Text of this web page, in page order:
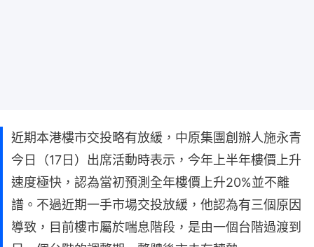
近期本港樓市交投略有放緩，中原集團創辦人施永青
今日（17日）出席活動時表示，今年上半年樓價上升
速度極快，認為當初預測全年樓價上升20%並不離
譜。不過近期一手市場交投放緩，他認為有三個原因
導致，目前樓市屬於喘息階段，是由一個台階過渡到